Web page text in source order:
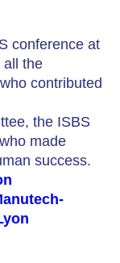
conference at
all the
contributed
the ISBS
made
success.